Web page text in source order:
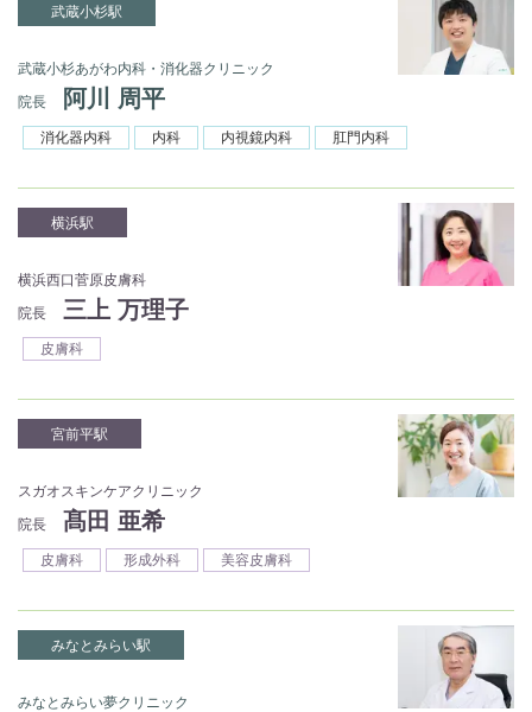
武蔵小杉駅
武蔵小杉あがわ内科・消化器クリニック
院長
阿川 周平
消化器内科 内科 内視鏡内科 肛門内科
横浜駅
横浜西口菅原皮膚科
院長
三上 万理子
皮膚科
宮前平駅
スガオスキンケアクリニック
院長
髙田 亜希
皮膚科 形成外科 美容皮膚科
みなとみらい駅
みなとみらい夢クリニック